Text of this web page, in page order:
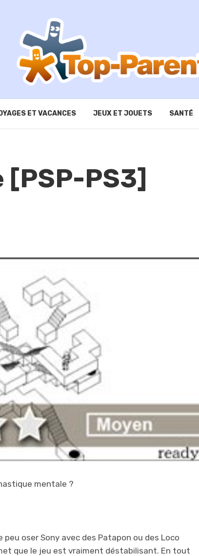
ET VACANCES JEUX ET JOUETS SANTÉ
[PSP-PS3]
mentale ?
peu oser Sony avec des Patapon ou des Loco
que le jeu est vraiment déstabilisant. En tout